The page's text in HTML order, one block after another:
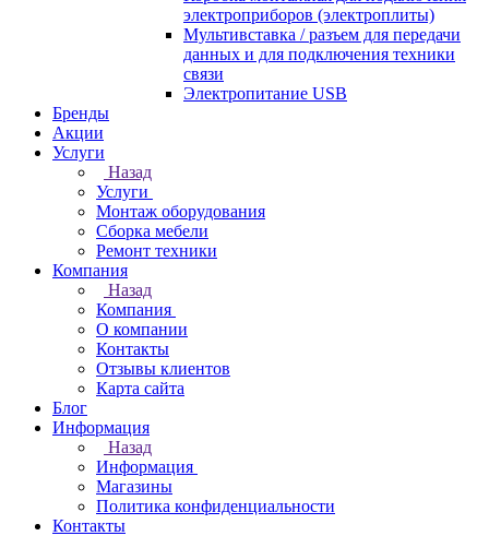
электроприборов (электроплиты)
Мультивставка / разъем для передачи
данных и для подключения техники
связи
Электропитание USB
Бренды
Акции
Услуги
Назад
Услуги
Монтаж оборудования
Сборка мебели
Ремонт техники
Компания
Назад
Компания
О компании
Контакты
Отзывы клиентов
Карта сайта
Блог
Информация
Назад
Информация
Магазины
Политика конфиденциальности
Контакты